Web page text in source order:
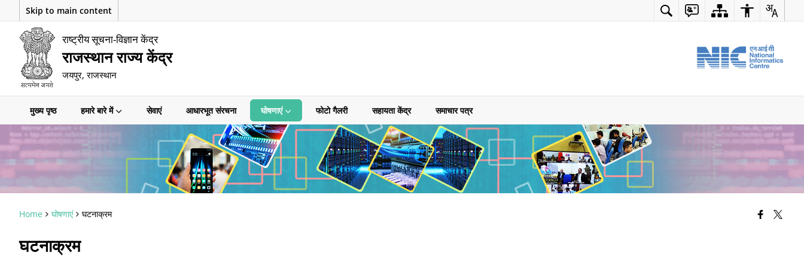
Skip to main content
राष्ट्रीय सूचना-विज्ञान केंद्र
राजस्थान राज्य केंद्र
जयपुर, राजस्थान
मुख्य पृष्ठ हमारे बारे में सेवाएं आधारभूत संरचना घोषणाएं फोटो गैलरी सहायता केंद्र समाचार पत्र
Home घोषणाएं घटनाक्रम
घटनाक्रम